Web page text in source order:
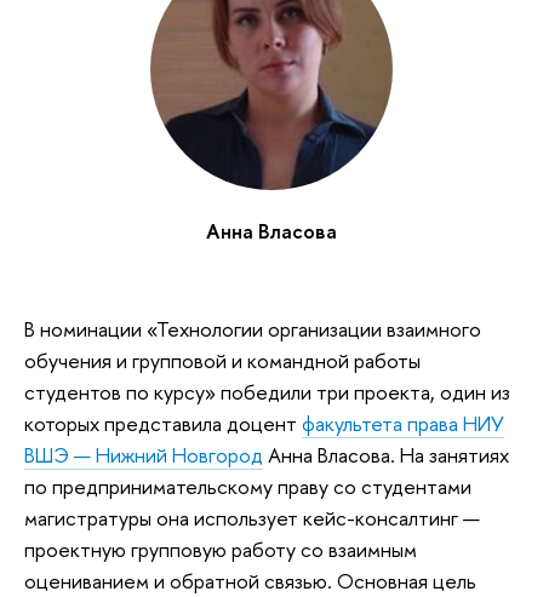
Анна Власова
В номинации «Технологии организации взаимного
обучения и групповой и командной работы
студентов по курсу» победили три проекта, один из
которых представила доцент факультета права НИУ
ВШЭ — Нижний Новгород Анна Власова. На занятиях
по предпринимательскому праву со студентами
магистратуры она использует кейс-консалтинг —
проектную групповую работу со взаимным
оцениванием и обратной связью. Основная цель